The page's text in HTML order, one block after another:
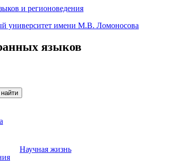
университет имени М.В. Ломоносова
языков
Научная жизнь